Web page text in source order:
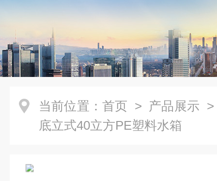
当前位置： 首页 > 产品展示
底立式40立方PE塑料水箱